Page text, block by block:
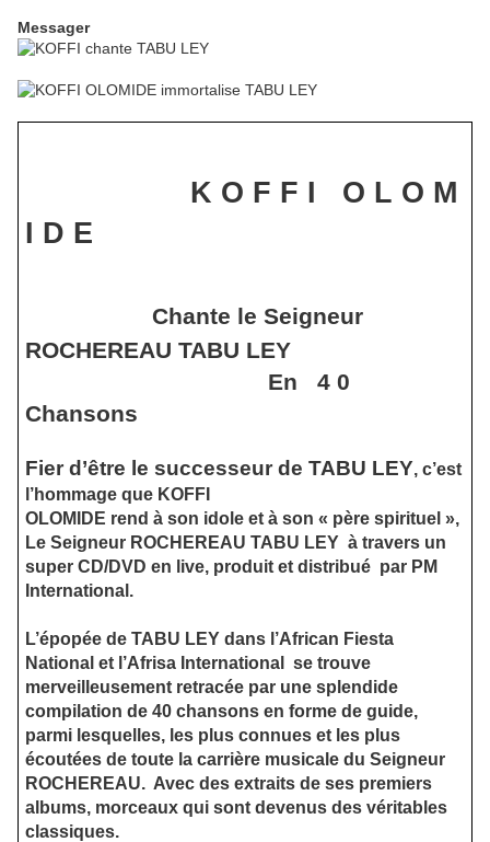
Messager
K O F F I
O L O M
I D E
Chante le Seigneur
ROCHEREAU TABU LEY
En
4 0
Chansons
Fier d’être le successeur de TABU LEY, c’est
l’hommage que KOFFI
OLOMIDE rend à son idole et à son « père spirituel »,
Le Seigneur ROCHEREAU TABU LEY à travers un
super CD/DVD en live, produit et distribué par PM
International.
L’épopée de TABU LEY dans l’African Fiesta
National et l’Afrisa International
se trouve
merveilleusement retracée par une splendide
compilation de 40 chansons en forme de guide,
parmi lesquelles, les plus connues et les plus
écoutées de toute la carrière musicale du Seigneur
ROCHEREAU. Avec des extraits de ses premiers
albums, morceaux qui sont devenus des véritables
classiques.